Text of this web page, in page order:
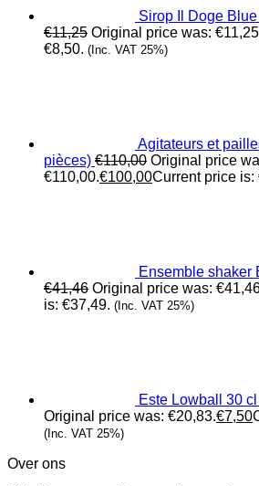
Sirop Il Doge
€11,25 Original price was:
€8,50. (Inc. VAT 25%)
Agitateurs et
pièces) €110,00 Original price
€110,00.€100,00Current price is:
Ensemble shaker
€41,46 Original price was:
is: €37,49. (Inc. VAT 25%)
Este Lowball 30
Original price was: €20,83.€7,50
(Inc. VAT 25%)
Over ons